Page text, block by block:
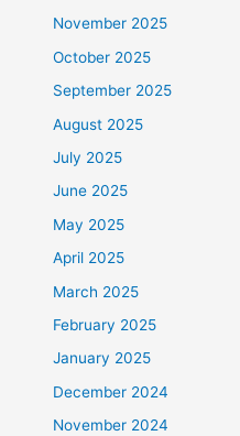
November 2025
October 2025
September 2025
August 2025
July 2025
June 2025
May 2025
April 2025
March 2025
February 2025
January 2025
December 2024
November 2024